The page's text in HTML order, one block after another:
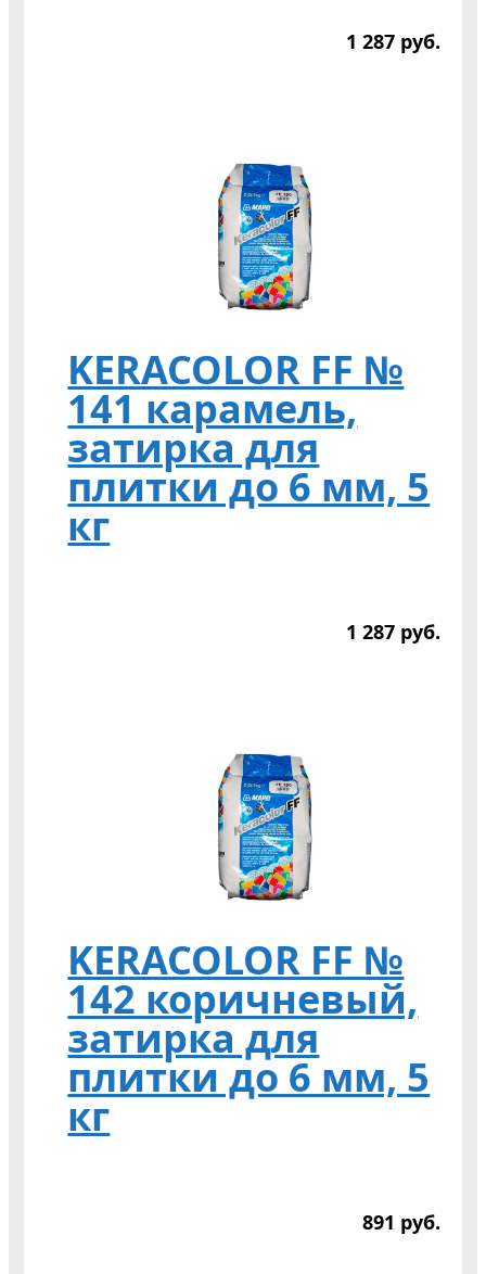
1 287 руб.
KERACOLOR FF №
141 карамель,
затирка для
плитки до 6 мм, 5
кг
1 287 руб.
KERACOLOR FF №
142 коричневый,
затирка для
плитки до 6 мм, 5
кг
891 руб.